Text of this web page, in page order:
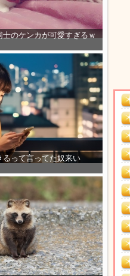
士のケンカが可愛すぎるｗ
るって言ってた奴来い